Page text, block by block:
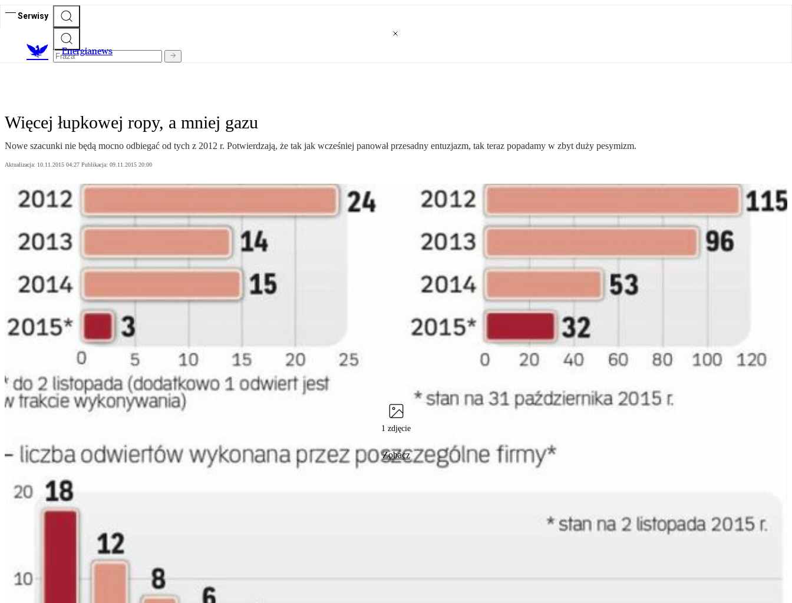
Serwisy
Energianews
Więcej łupkowej ropy, a mniej gazu
Nowe szacunki nie będą mocno odbiegać od tych z 2012 r. Potwierdzają, że tak jak wcześniej panował przesadny entuzjazm, tak teraz popadamy w zbyt duży pesymizm.
Aktualizacja: 10.11.2015 04:27 Publikacja: 09.11.2015 20:00
1 zdjęcie
Zobacz